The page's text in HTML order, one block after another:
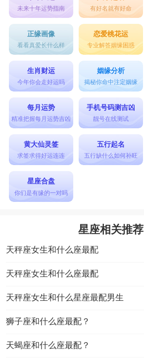
未来十年运势指南 有好名就有好命
正缘画像
看看真爱长什么样
恋爱桃花运
专业解答姻缘困惑
生肖财运
今年你会走好运吗
姻缘分析
揭秘你命中注定姻缘
每月运势
精准把握每月运势吉凶
手机号码测吉凶
靓号在线测试
黄大仙灵签
求签求得好运连连
五行起名
五行缺什么如何补旺
星座合盘
你们是有缘的一对吗
星座相关推荐
天秤座女生和什么座最配
天秤座女生和什么座最配
天秤座女生和什么星座最配男生
狮子座和什么座最配？
天蝎座和什么座最配？